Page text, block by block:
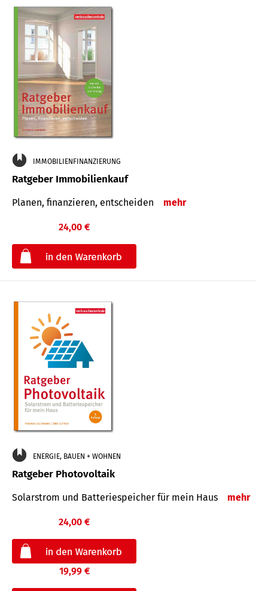
IMMOBILIENFINANZIERUNG
Ratgeber Immobilienkauf
Planen, finanzieren, entscheiden mehr
24,00 €
ENERGIE, BAUEN + WOHNEN
Ratgeber Photovoltaik
Solarstrom und Batteriespeicher für mein Haus mehr
24,00 €
19,99 €